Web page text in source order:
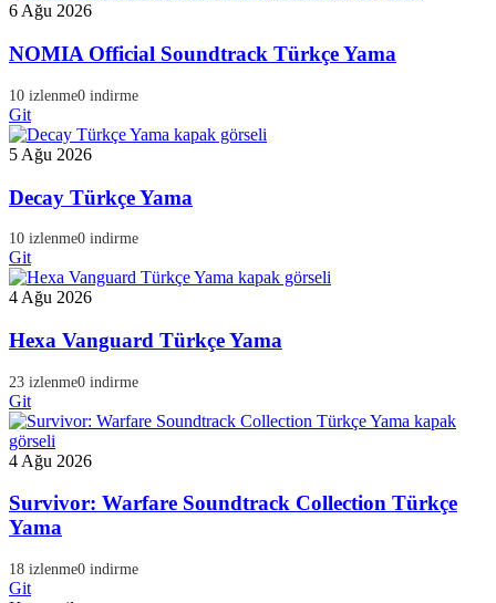
6 Ağu 2026
NOMIA Official Soundtrack Türkçe Yama
10 izlenme0 indirme
Git
5 Ağu 2026
Decay Türkçe Yama
10 izlenme0 indirme
Git
4 Ağu 2026
Hexa Vanguard Türkçe Yama
23 izlenme0 indirme
Git
4 Ağu 2026
Survivor: Warfare Soundtrack Collection Türkçe
Yama
18 izlenme0 indirme
Git